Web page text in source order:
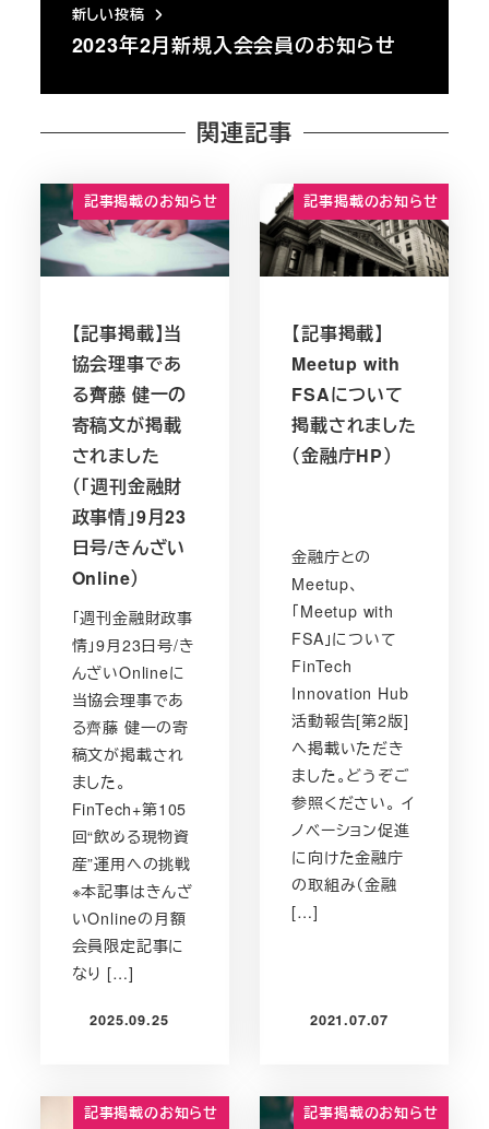
新しい投稿
2023年2月新規入会会員のお知らせ
関連記事
記事掲載のお知らせ
【記事掲載】当
協会理事であ
る齊藤 健一の
寄稿文が掲載
されました
（「週刊金融財
政事情」9月23
日号/きんざい
Online）
「週刊金融財政事
情」9月23日号/き
んざいOnlineに
当協会理事であ
る齊藤 健一の寄
稿文が掲載され
ました。
FinTech+第105
回“飲める現物資
産”運用への挑戦
※本記事はきんざ
いOnlineの月額
会員限定記事に
なり […]
投稿日
2025.09.25
記事掲載のお知らせ
【記事掲載】
Meetup with
FSAについて
掲載されました
（金融庁HP）
金融庁との
Meetup、
「Meetup with
FSA」について
FinTech
Innovation Hub
活動報告[第2版]
へ掲載いただき
ました。どうぞご
参照ください。 イ
ノベーション促進
に向けた金融庁
の取組み（金融
[…]
投稿日
2021.07.07
記事掲載のお知らせ 記事掲載のお知らせ